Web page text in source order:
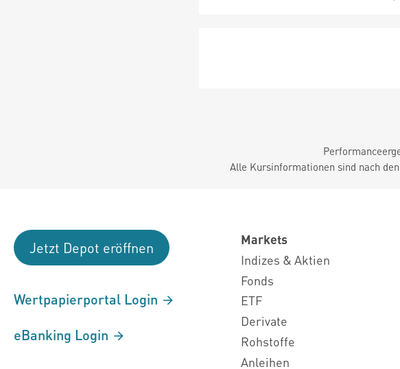
Alle Kursinformationen sind nach
Jetzt Depot eröffnen
Wertpapierportal Login
eBanking Login
Markets
Indizes & Aktien
Fonds
ETF
Derivate
Rohstoffe
Anleihen